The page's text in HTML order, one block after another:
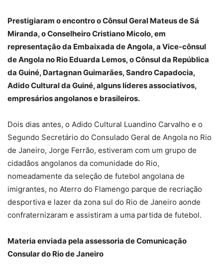
Prestigiaram o encontro o Cônsul Geral Mateus de Sá
Miranda, o Conselheiro Cristiano Micolo, em
representação da Embaixada de Angola, a Vice-cônsul
de Angola no Rio Eduarda Lemos, o Cônsul da República
da Guiné, Dartagnan Guimarães, Sandro Capadocia,
Adido Cultural da Guiné, alguns líderes associativos,
empresários angolanos e brasileiros.
Dois dias antes, o Adido Cultural Luandino Carvalho e o
Segundo Secretário do Consulado Geral de Angola no Rio
de Janeiro, Jorge Ferrão, estiveram com um grupo de
cidadãos angolanos da comunidade do Rio,
nomeadamente da seleção de futebol angolana de
imigrantes, no Aterro do Flamengo parque de recriação
desportiva e lazer da zona sul do Rio de Janeiro aonde
confraternizaram e assistiram a uma partida de futebol.
Materia enviada pela assessoria de Comunicação
Consular do Rio de Janeiro